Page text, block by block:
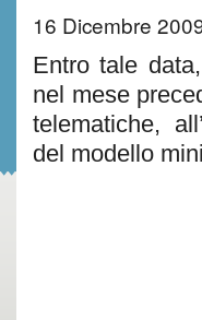
16 Dicembre
Entro tale
nel mese
telematiche,
del modello